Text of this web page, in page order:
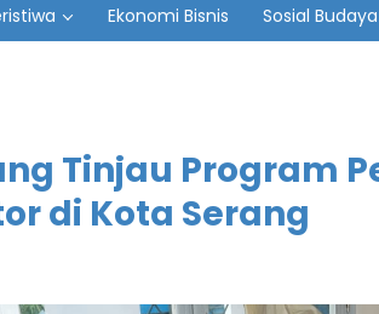
Ekonomi Bisnis Sosial Budaya
Tinjau Program
di Kota Serang